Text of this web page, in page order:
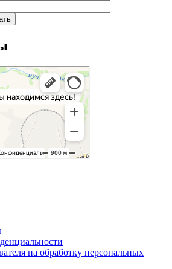
на обработку персональных